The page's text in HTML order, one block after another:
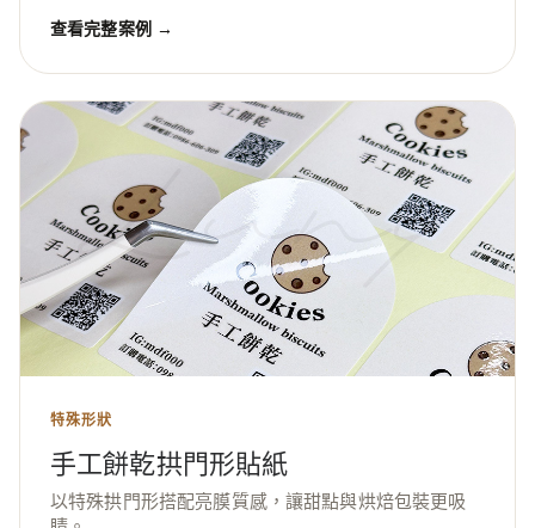
查看完整案例 →
特殊形狀
手工餅乾拱門形貼紙
以特殊拱門形搭配亮膜質感，讓甜點與烘焙包裝更吸